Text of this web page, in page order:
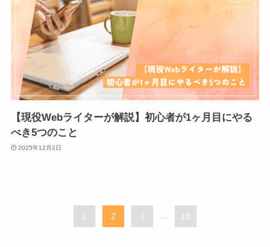
【現役Webライターが解説】初心者が1ヶ月目にやる
べき5つのこと
2025年12月2日
1 2 3 ... 18